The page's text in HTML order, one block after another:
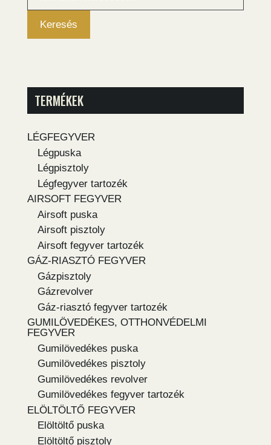
következőre:
Keresés
TERMÉKEK
LÉGFEGYVER
Légpuska
Légpisztoly
Légfegyver tartozék
AIRSOFT FEGYVER
Airsoft puska
Airsoft pisztoly
Airsoft fegyver tartozék
GÁZ-RIASZTÓ FEGYVER
Gázpisztoly
Gázrevolver
Gáz-riasztó fegyver tartozék
GUMILÖVEDÉKES, OTTHONVÉDELMI
FEGYVER
Gumilövedékes puska
Gumilövedékes pisztoly
Gumilövedékes revolver
Gumilövedékes fegyver tartozék
ELÖLTÖLTŐ FEGYVER
Elöltöltő puska
Elöltöltő pisztoly